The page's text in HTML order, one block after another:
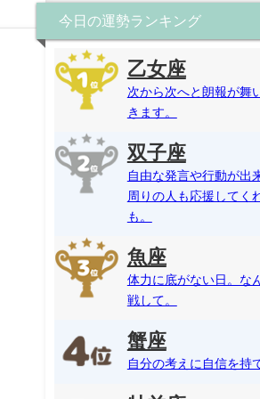
今日の運勢ランキング
乙女座
次から次へと朗報が舞
きます。
双子座
自由な発言や行動が出
周りの人も応援してく
も。
魚座
体力に底がない日。な
戦して。
蟹座
自分の考えに自信を持